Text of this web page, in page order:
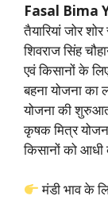
Fasal Bima
तैयारियां जोर
शिवराज सिंह
एवं किसानों के
बहना योजना का
योजना की
कृषक मित्र
किसानों को आधी
मंडी भाव के